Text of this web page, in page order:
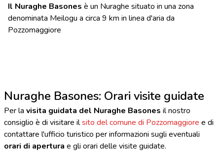
Il Nuraghe Basones è un Nuraghe situato in una zona
denominata Meilogu a circa 9 km in linea d'aria da
Pozzomaggiore
Nuraghe Basones: Orari visite guidate
Per la visita guidata del Nuraghe Basones il nostro
consiglio è di visitare ilsito del comune di Pozzomaggiore e di
contattare l'ufficio turistico per informazioni sugli eventuali
orari di apertura e gli orari delle visite guidate.